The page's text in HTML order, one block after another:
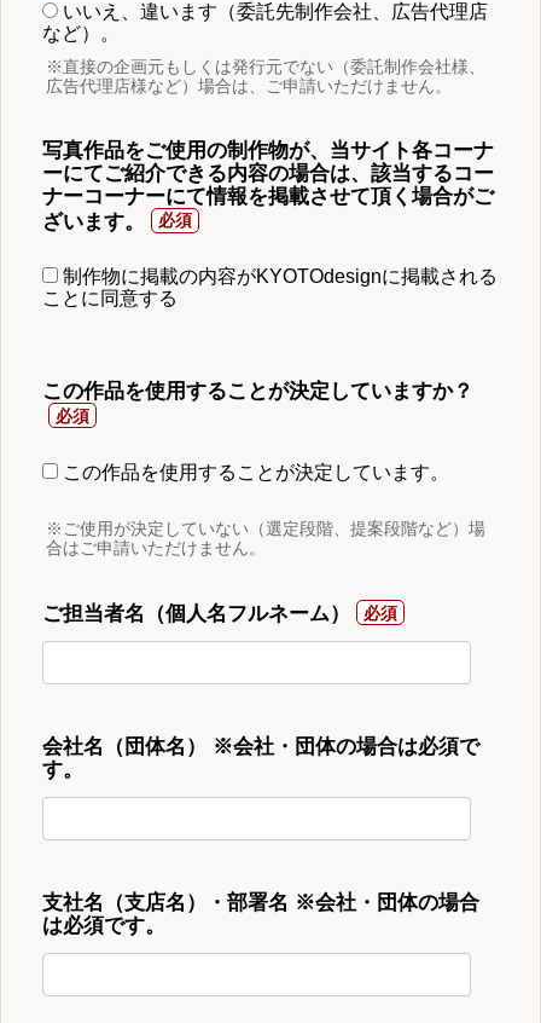
いいえ、違います（委託先制作会社、広告代理店
など）。
※直接の企画元もしくは発行元でない（委託制作会社様、
広告代理店様など）場合は、ご申請いただけません。
写真作品をご使用の制作物が、当サイト各コーナ
ーにてご紹介できる内容の場合は、該当するコー
ナーコーナーにて情報を掲載させて頂く場合がご
ざいます。
制作物に掲載の内容がKYOTOdesignに掲載される
ことに同意する
この作品を使用することが決定していますか？
この作品を使用することが決定しています。
※ご使用が決定していない（選定段階、提案段階など）場
合はご申請いただけません。
ご担当者名（個人名フルネーム）
会社名（団体名） ※会社・団体の場合は必須で
す。
支社名（支店名）・部署名 ※会社・団体の場合
は必須です。